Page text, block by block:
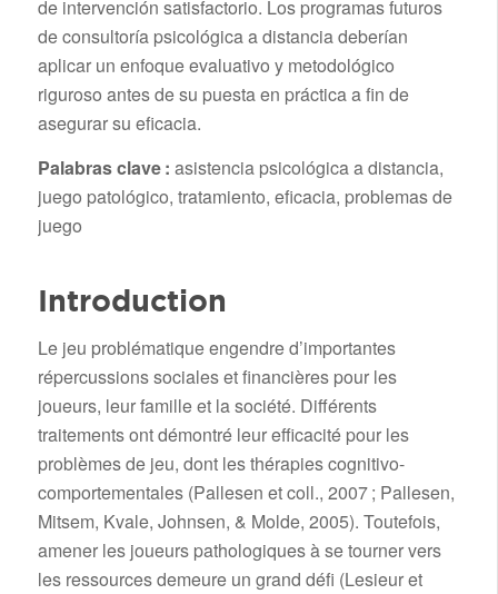
de intervención satisfactorio. Los programas futuros
de consultoría psicológica a distancia deberían
aplicar un enfoque evaluativo y metodológico
riguroso antes de su puesta en práctica a fin de
asegurar su eficacia.
Palabras clave : asistencia psicológica a distancia,
juego patológico, tratamiento, eficacia, problemas de
juego
Introduction
Le jeu problématique engendre d’importantes
répercussions sociales et financières pour les
joueurs, leur famille et la société. Différents
traitements ont démontré leur efficacité pour les
problèmes de jeu, dont les thérapies cognitivo-
comportementales (Pallesen et coll., 2007 ; Pallesen,
Mitsem, Kvale, Johnsen, & Molde, 2005). Toutefois,
amener les joueurs pathologiques à se tourner vers
les ressources demeure un grand défi (Lesieur et